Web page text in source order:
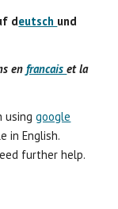
deutsch und
enfrancaiset la
usinggoogle
in English.
further help.